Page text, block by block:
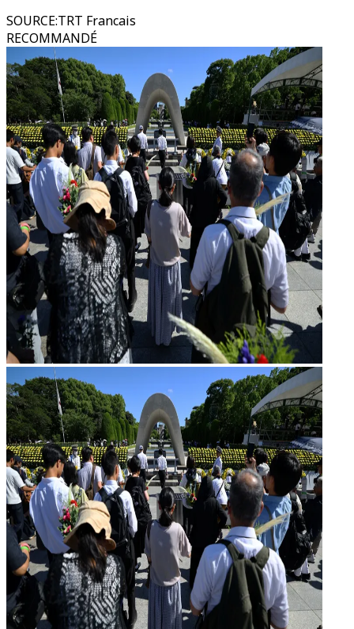
SOURCE:TRT Francais
RECOMMANDÉ